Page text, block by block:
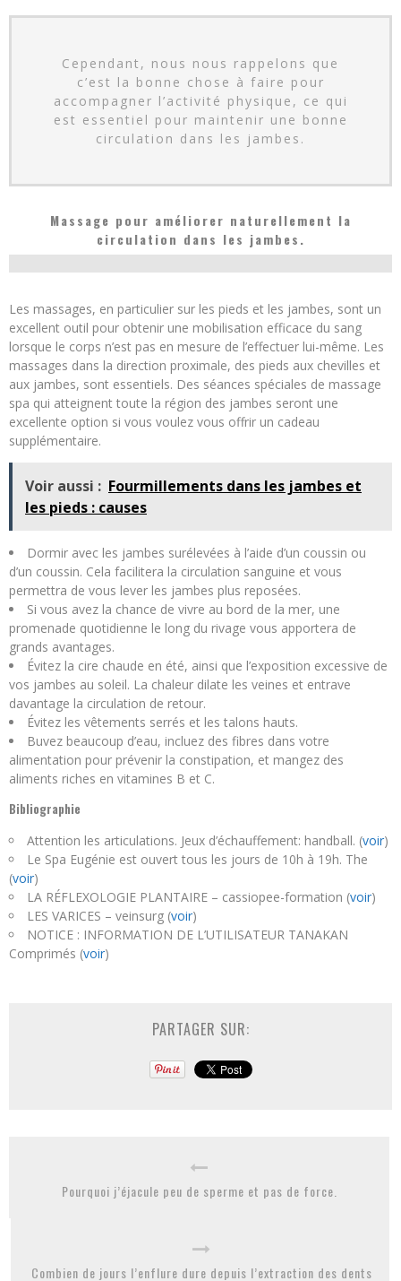
Cependant, nous nous rappelons que
c’est la bonne chose à faire pour
accompagner l’activité physique, ce qui
est essentiel pour maintenir une bonne
circulation dans les jambes.
Massage pour améliorer naturellement la
circulation dans les jambes.
Les massages, en particulier sur les pieds et les jambes, sont un
excellent outil pour obtenir une mobilisation efficace du sang
lorsque le corps n’est pas en mesure de l’effectuer lui-même. Les
massages dans la direction proximale, des pieds aux chevilles et
aux jambes, sont essentiels. Des séances spéciales de massage
spa qui atteignent toute la région des jambes seront une
excellente option si vous voulez vous offrir un cadeau
supplémentaire.
Voir aussi : Fourmillements dans les jambes et
les pieds : causes
Dormir avec les jambes surélevées à l’aide d’un coussin ou
d’un coussin. Cela facilitera la circulation sanguine et vous
permettra de vous lever les jambes plus reposées.
Si vous avez la chance de vivre au bord de la mer, une
promenade quotidienne le long du rivage vous apportera de
grands avantages.
Évitez la cire chaude en été, ainsi que l’exposition excessive de
vos jambes au soleil. La chaleur dilate les veines et entrave
davantage la circulation de retour.
Évitez les vêtements serrés et les talons hauts.
Buvez beaucoup d’eau, incluez des fibres dans votre
alimentation pour prévenir la constipation, et mangez des
aliments riches en vitamines B et C.
Bibliographie
Attention les articulations. Jeux d’échauffement: handball. (voir)
Le Spa Eugénie est ouvert tous les jours de 10h à 19h. The
(voir)
LA RÉFLEXOLOGIE PLANTAIRE – cassiopee-formation (voir)
LES VARICES – veinsurg (voir)
NOTICE : INFORMATION DE L’UTILISATEUR TANAKAN
Comprimés (voir)
PARTAGER SUR:
Pourquoi j’éjacule peu de sperme et pas de force.
Combien de jours l’enflure dure depuis l’extraction des dents